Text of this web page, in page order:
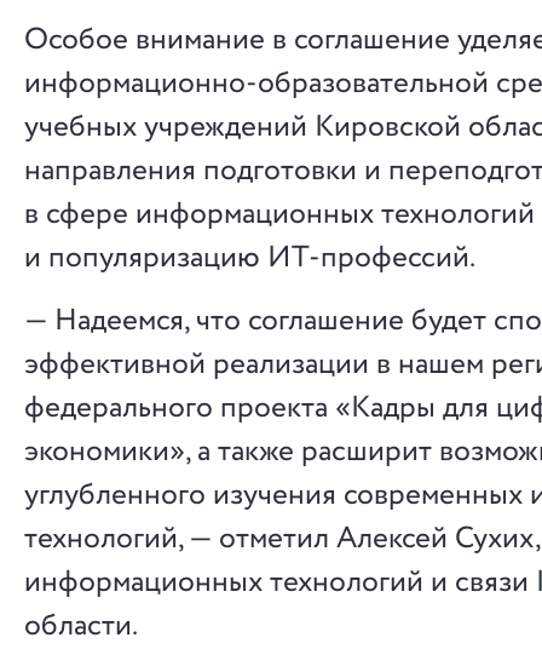
Особое внимание в соглашение
информационно-образовательной
учебных учреждений Кировской
направления подготовки и
в сфере информационных технологий
и популяризацию ИТ-профессий.
— Надеемся, что соглашение будет
эффективной реализации в нашем
федерального проекта «Кадры для
экономики», а также расширит
углубленного изучения
технологий, — отметил Алексей
информационных технологий и связи
области.